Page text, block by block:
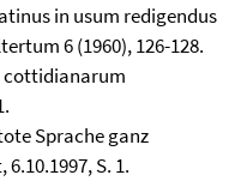
in usum redigendus
6 (1960), 126-128.
cottidianarum
Sprache ganz
S. 1.